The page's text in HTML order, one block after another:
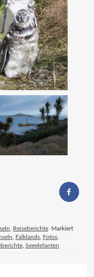
Reiseberichte Markiert
Falklands Fotos
Seeelefanten